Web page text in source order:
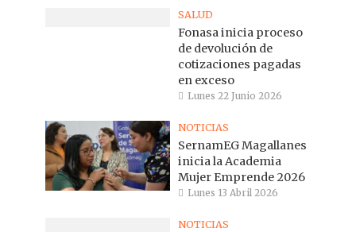
SALUD
Fonasa inicia proceso
de devolución de
cotizaciones pagadas
en exceso
Lunes 22 Junio 2026
NOTICIAS
SernamEG Magallanes
inicia la Academia
Mujer Emprende 2026
Lunes 13 Abril 2026
NOTICIAS